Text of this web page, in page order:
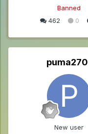
Banned
462
0
puma270
New user